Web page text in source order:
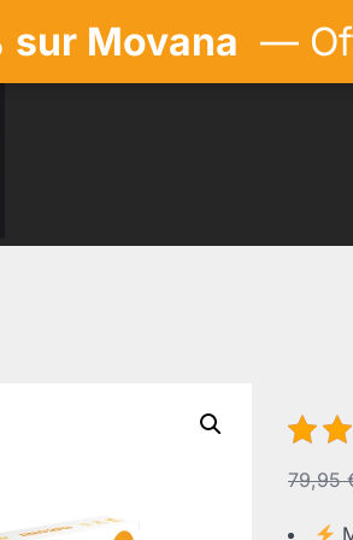
79,95
sur Movana —